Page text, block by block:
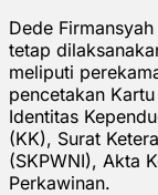
Dede
tetap
meliputi
pencetakan
Identitas
(KK), Surat
(SKPWNI), Akta
Perkawinan.